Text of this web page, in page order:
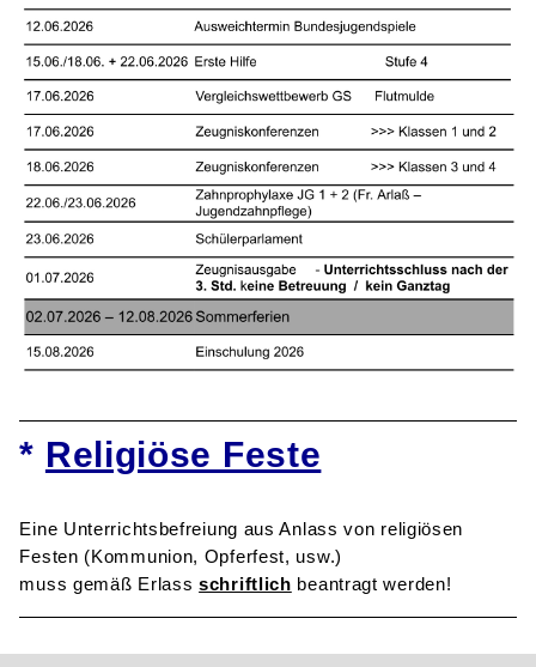
* Religiöse Feste
Eine Unterrichtsbefreiung aus Anlass von religiösen
Festen (Kommunion, Opferfest, usw.)
muss gemäß Erlassschriftlich beantragt werden!